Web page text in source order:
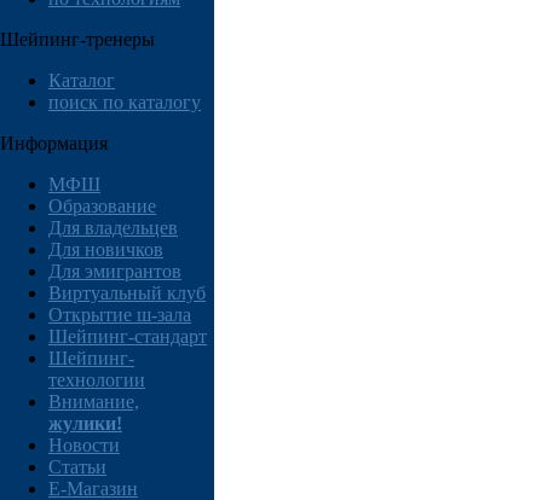
Шейпинг-тренеры
Каталог
поиск по каталогу
Информация
МФШ
Образование
Для владельцев
Для новичков
Для эмигрантов
Виртуальный клуб
Открытие ш-зала
Шейпинг-стандарт
Шейпинг-
технологии
Внимание,
жулики!
Новости
Статьи
E-Магазин